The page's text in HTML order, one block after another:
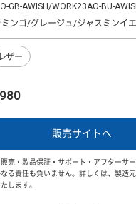
GB-AWISH/WORK23AO-BU-
ンゴ/グレージュ/ジャスミンイ
レザー
販売サイトへ
売・製品保証・サポート・アフターサ
る責任も負いません。詳しくは、製造
します。